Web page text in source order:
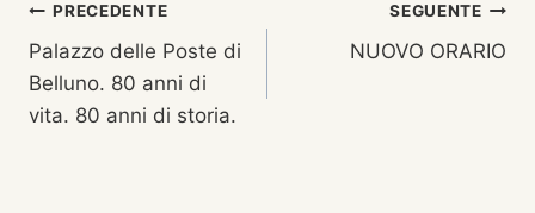
Navigazione
articoli
PRECEDENTE
Palazzo delle Poste di
Belluno. 80 anni di
vita. 80 anni di storia.
SEGUENTE
NUOVO ORARIO